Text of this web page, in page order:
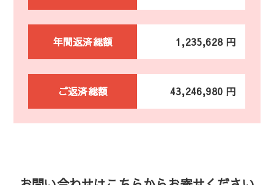
年間返済総額 1,235,628 円
ご返済総額 43,246,980 円